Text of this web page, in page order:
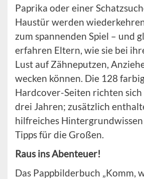
Paprika oder einer
Haustür werden
zum spannenden Spiel – und
erfahren Eltern, wie sie bei
Lust auf Zähneputzen,
wecken können. Die 128
Hardcover-Seiten richten
drei Jahren; zusätzlich
hilfreiches
Tipps für die Großen.
Raus ins Abenteuer!
Das Pappbilderbuch „Komm,